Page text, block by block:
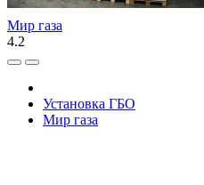
Мир газа
4.2
Установка ГБО
Мир газа